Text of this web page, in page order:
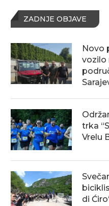
ZADNJE OBJAVE
Novo
vozilo
trka
Vrelu
di